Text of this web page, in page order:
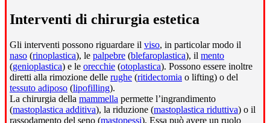
Interventi di chirurgia estetica
Gli interventi possono riguardare il viso, in particolar modo il
naso (rinoplastica), le palpebre (blefaroplastica), il mento
(genioplastica) e le orecchie (otoplastica). Possono essere inoltre
diretti alla rimozione delle rughe (ritidectomia o lifting) o del
tessuto adiposo (lipofilling).
La chirurgia della mammella permette l’ingrandimento
(mastoplastica additiva), la riduzione (mastoplastica riduttiva) o il
rassodamento del seno (mastopessi). Essa può avere un ruolo